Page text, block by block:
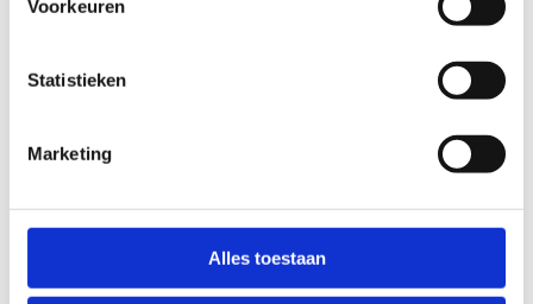
Voorkeuren
Statistieken
Marketing
Alles toestaan
slecht
WEER